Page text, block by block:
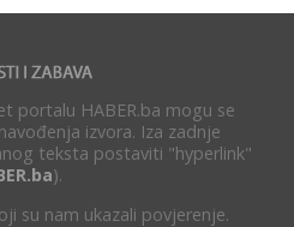
portalu HABER.ba mogu se
izvora. Iza zadnje
teksta postaviti "hyperlink"
).
su nam ukazali povjerenje.